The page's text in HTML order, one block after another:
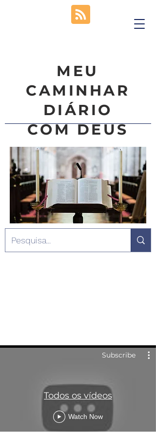
MEU
CAMINHAR
DIÁRIO
COM DEUS
Subscribe
Todos os vídeos
Watch Now